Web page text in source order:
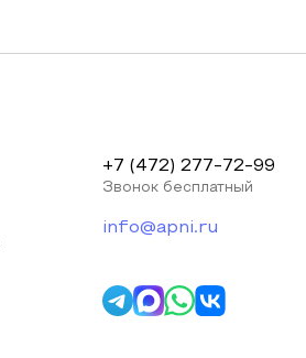
+7 (472) 277-72-99
Звонок бесплатный
info@apni.ru